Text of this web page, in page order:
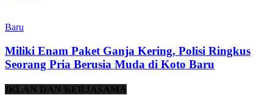
Baru
Miliki Enam Paket Ganja Kering, Polisi Ringkus
Seorang Pria Berusia Muda di Koto Baru
IKLAN DAN KERJASAMA